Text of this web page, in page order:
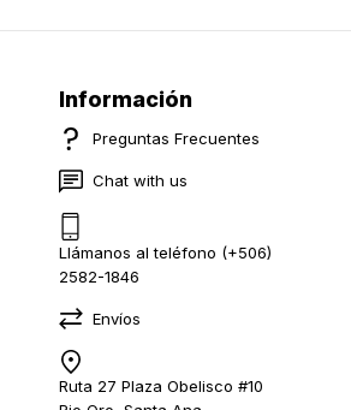
Información
Preguntas Frecuentes
Chat with us
Llámanos al teléfono (+506)
2582-1846
Envíos
Ruta 27 Plaza Obelisco #10